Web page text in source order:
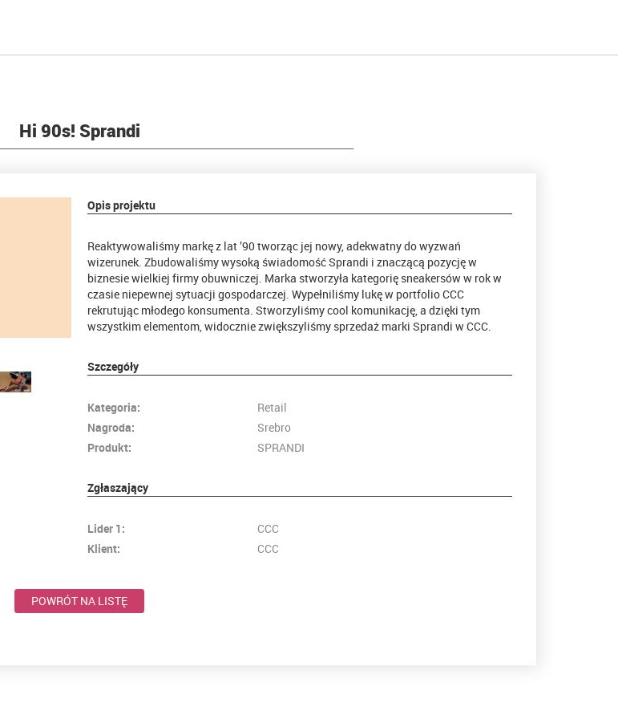
Hi 90s! Sprandi
Opis projektu
Reaktywowaliśmy markę z lat ’90 tworząc jej nowy, adekwatny do wyzwań
wizerunek. Zbudowaliśmy wysoką świadomość Sprandi i znaczącą pozycję w
biznesie wielkiej firmy obuwniczej. Marka stworzyła kategorię sneakersów w rok w
czasie niepewnej sytuacji gospodarczej. Wypełniliśmy lukę w portfolio CCC
rekrutując młodego konsumenta. Stworzyliśmy cool komunikację, a dzięki tym
wszystkim elementom, widocznie zwiększyliśmy sprzedaż marki Sprandi w CCC.
Szczegóły
Kategoria:
Retail
Nagroda:
Srebro
Produkt:
SPRANDI
Zgłaszający
Lider 1:
CCC
Klient:
CCC
POWRÓT NA LISTĘ